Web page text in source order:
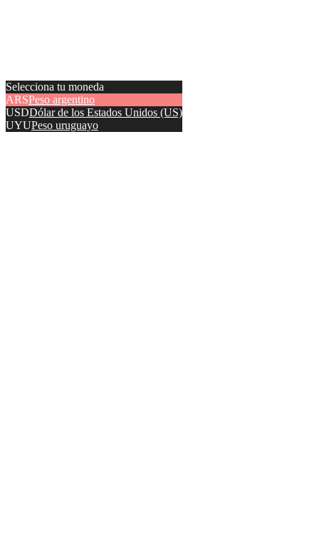
Selecciona tu moneda
ARSPeso argentino
USDDólar de los Estados Unidos (US)
UYUPeso uruguayo